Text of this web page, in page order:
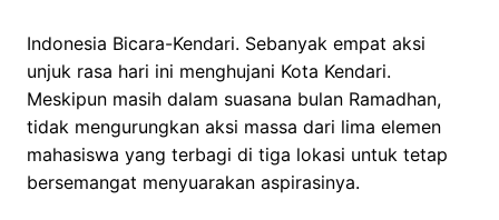
Indonesia Bicara-Kendari. Sebanyak empat aksi
unjuk rasa hari ini menghujani Kota Kendari.
Meskipun masih dalam suasana bulan Ramadhan,
tidak mengurungkan aksi massa dari lima elemen
mahasiswa yang terbagi di tiga lokasi untuk tetap
bersemangat menyuarakan aspirasinya.